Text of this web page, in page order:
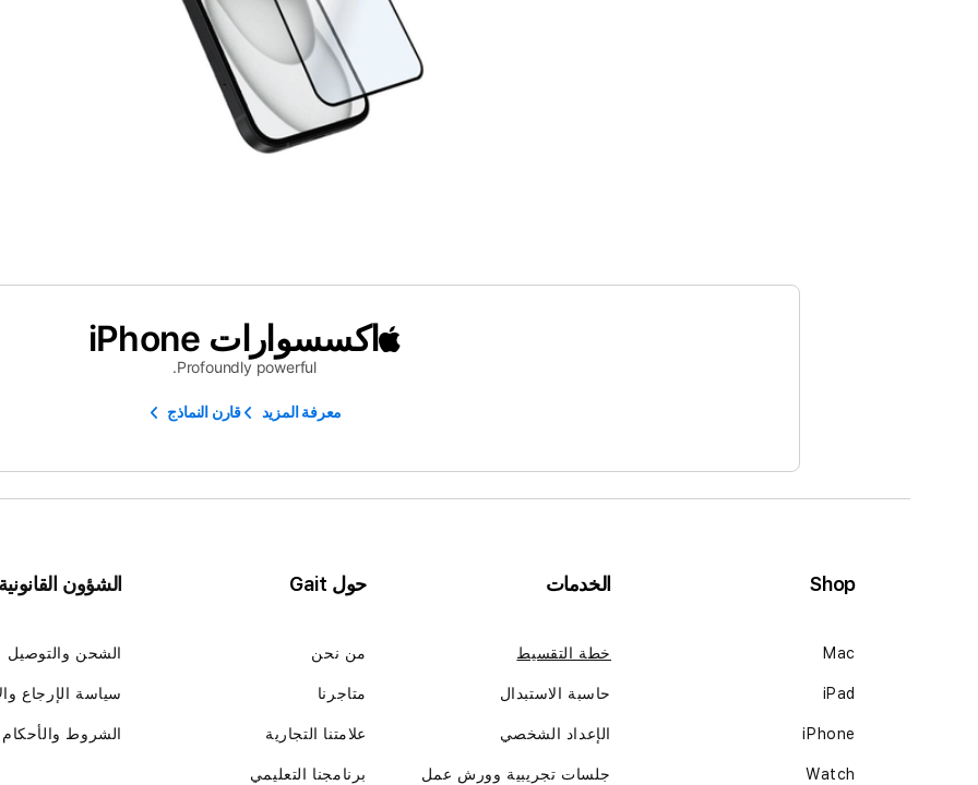
اكسسوارات iPhone
Profoundly powerful.
معرفة المزيد قارن النماذج
Shop
Mac
iPad
iPhone
Watch
الخدمات
خطة التقسيط
حاسبة الاستبدال
الإعداد الشخصي
جلسات تجريبية وورش عمل
حول Gait
من نحن
متاجرنا
علامتنا التجارية
برنامجنا التعليمي
الشؤون القانونية
الشحن والتوصيل
سياسة الإرجاع
الشروط والأحكام